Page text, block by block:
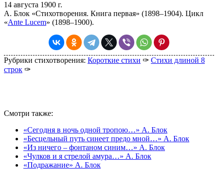
14 августа 1900 г.
А. Блок «Стихотворения. Книга первая» (1898–1904). Цикл
«Ante Lucem» (1898–1900).
Рубрики стихотворения: Короткие стихи ✑ Стихи длиной 8
строк ✑
Смотри также:
«Сегодня в ночь одной тропою…» А. Блок
«Бесцельный путь синеет предо мной…» А. Блок
«Из ничего – фонтаном синим…» А. Блок
«Чулков и я стрелой амура…» А. Блок
«Подражание» А. Блок